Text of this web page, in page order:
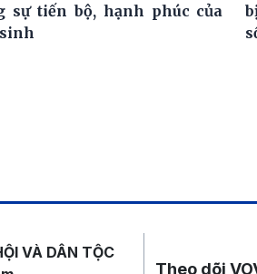
sự tiến bộ, hạnh phúc của
VÀ DÂN TỘC
Mạng
Theo dõi